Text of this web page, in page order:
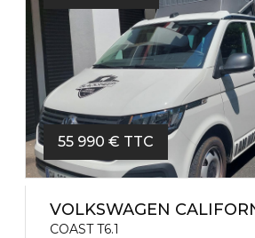
55 990 € TTC
VOLKSWAGEN
COAST T6.1